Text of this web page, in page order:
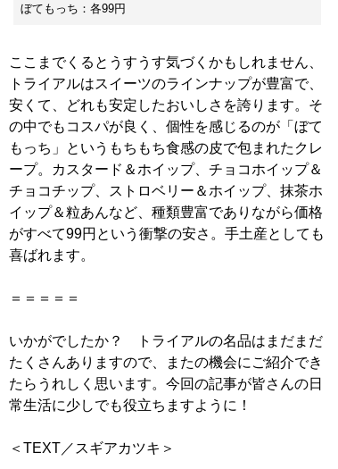
ぼてもっち：各99円
ここまでくるとうすうす気づくかもしれません、
トライアルはスイーツのラインナップが豊富で、
安くて、どれも安定したおいしさを誇ります。そ
の中でもコスパが良く、個性を感じるのが「ぼて
もっち」というもちもち食感の皮で包まれたクレ
ープ。カスタード＆ホイップ、チョコホイップ＆
チョコチップ、ストロベリー＆ホイップ、抹茶ホ
イップ＆粒あんなど、種類豊富でありながら価格
がすべて99円という衝撃の安さ。手土産としても
喜ばれます。
＝＝＝＝＝
いかがでしたか？ トライアルの名品はまだまだ
たくさんありますので、またの機会にご紹介でき
たらうれしく思います。今回の記事が皆さんの日
常生活に少しでも役立ちますように！
＜TEXT／スギアカツキ＞